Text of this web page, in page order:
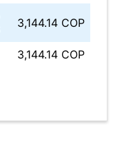
3,144.14 COP
3,144.14 COP